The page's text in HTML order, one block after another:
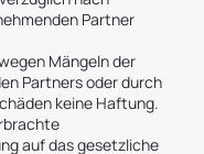
Partner
Mängeln der
Partners oder durch
keine Haftung.
auf das gesetzliche